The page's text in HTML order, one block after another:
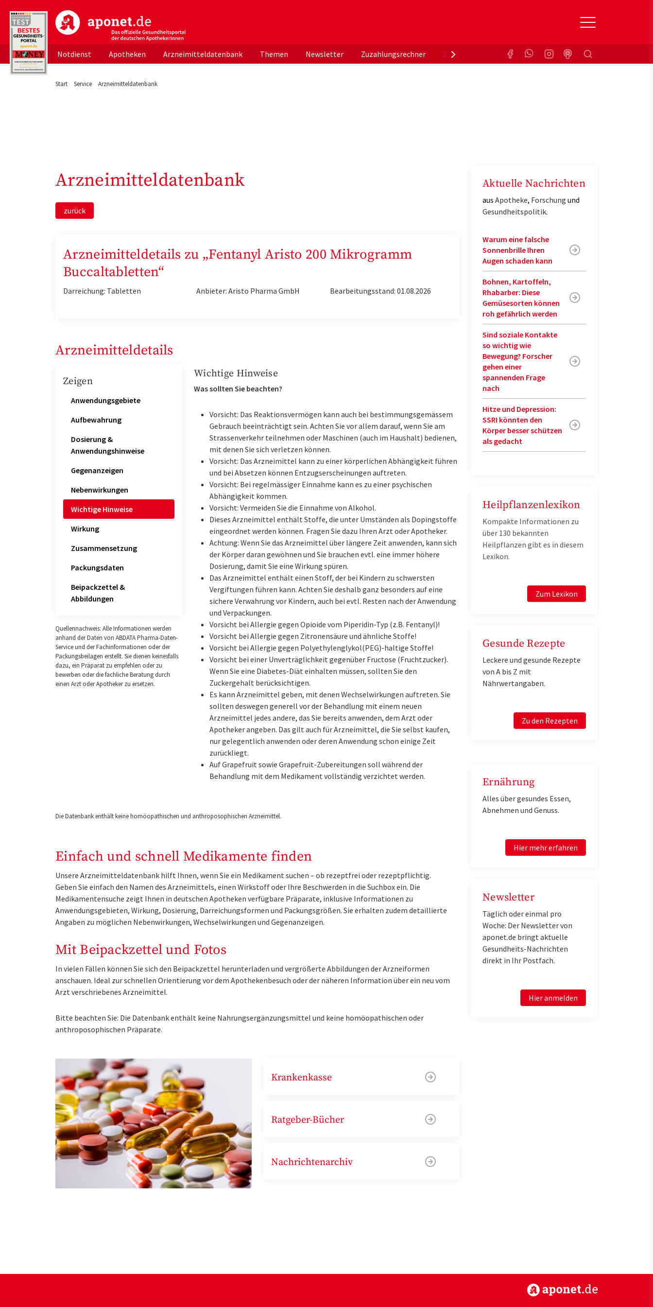
aponet.de - Das offizielle Gesundheitsportal der deutschen ApothekerInnen
Notdienst Apotheken Arzneimitteldatenbank Themen Newsletter Zuzahlungsrechner Zuzahlungsbefreiung KrankenkasseSuchen
Start Service Arzneimitteldatenbank
Arzneimitteldatenbank
zurück
Arzneimitteldetails zu „Fentanyl Aristo 200 Mikrogramm
Buccaltabletten“
Darreichung: Tabletten Anbieter: Aristo Pharma GmbH Bearbeitungsstand: 01.08.2026
Arzneimitteldetails
Zeigen
Anwendungsgebiete
Aufbewahrung
Dosierung &
Anwendungshinweise
Gegenanzeigen
Nebenwirkungen
Wichtige Hinweise
Wirkung
Zusammensetzung
Packungsdaten
Beipackzettel &
Abbildungen
Quellennachweis: Alle Informationen werden
anhand der Daten von ABDATA Pharma-Daten-
Service und der Fachinformationen oder der
Packungsbeilagen erstellt. Sie dienen keinesfalls
dazu, ein Präparat zu empfehlen oder zu
bewerben oder die fachliche Beratung durch
einen Arzt oder Apotheker zu ersetzen.
Wichtige Hinweise
Was sollten Sie beachten?
Vorsicht: Das Reaktionsvermögen kann auch bei bestimmungsgemässem
Gebrauch beeinträchtigt sein. Achten Sie vor allem darauf, wenn Sie am
Strassenverkehr teilnehmen oder Maschinen (auch im Haushalt) bedienen,
mit denen Sie sich verletzen können.
Vorsicht: Das Arzneimittel kann zu einer körperlichen Abhängigkeit führen
und bei Absetzen können Entzugserscheinungen auftreten.
Vorsicht: Bei regelmässiger Einnahme kann es zu einer psychischen
Abhängigkeit kommen.
Vorsicht: Vermeiden Sie die Einnahme von Alkohol.
Dieses Arzneimittel enthält Stoffe, die unter Umständen als Dopingstoffe
eingeordnet werden können. Fragen Sie dazu Ihren Arzt oder Apotheker.
Achtung: Wenn Sie das Arzneimittel über längere Zeit anwenden, kann sich
der Körper daran gewöhnen und Sie brauchen evtl. eine immer höhere
Dosierung, damit Sie eine Wirkung spüren.
Das Arzneimittel enthält einen Stoff, der bei Kindern zu schwersten
Vergiftungen führen kann. Achten Sie deshalb ganz besonders auf eine
sichere Verwahrung vor Kindern, auch bei evtl. Resten nach der Anwendung
und Verpackungen.
Vorsicht bei Allergie gegen Opioide vom Piperidin-Typ (z.B. Fentanyl)!
Vorsicht bei Allergie gegen Zitronensäure und ähnliche Stoffe!
Vorsicht bei Allergie gegen Polyethylenglykol(PEG)-haltige Stoffe!
Vorsicht bei einer Unverträglichkeit gegenüber Fructose (Fruchtzucker).
Wenn Sie eine Diabetes-Diät einhalten müssen, sollten Sie den
Zuckergehalt berücksichtigen.
Es kann Arzneimittel geben, mit denen Wechselwirkungen auftreten. Sie
sollten deswegen generell vor der Behandlung mit einem neuen
Arzneimittel jedes andere, das Sie bereits anwenden, dem Arzt oder
Apotheker angeben. Das gilt auch für Arzneimittel, die Sie selbst kaufen,
nur gelegentlich anwenden oder deren Anwendung schon einige Zeit
zurückliegt.
Auf Grapefruit sowie Grapefruit-Zubereitungen soll während der
Behandlung mit dem Medikament vollständig verzichtet werden.
Die Datenbank enthält keine homöopathischen und anthroposophischen Arzneimittel.
Einfach und schnell Medikamente finden
Unsere Arzneimitteldatenbank hilft Ihnen, wenn Sie ein Medikament suchen – ob rezeptfrei oder rezeptpflichtig.
Geben Sie einfach den Namen des Arzneimittels, einen Wirkstoff oder Ihre Beschwerden in die Suchbox ein. Die
Medikamentensuche zeigt Ihnen in deutschen Apotheken verfügbare Präparate, inklusive Informationen zu
Anwendungsgebieten, Wirkung, Dosierung, Darreichungsformen und Packungsgrößen. Sie erhalten zudem detaillierte
Angaben zu möglichen Nebenwirkungen, Wechselwirkungen und Gegenanzeigen.
Mit Beipackzettel und Fotos
In vielen Fällen können Sie sich den Beipackzettel herunterladen und vergrößerte Abbildungen der Arzneiformen
anschauen. Ideal zur schnellen Orientierung vor dem Apothekenbesuch oder der näheren Information über ein neu vom
Arzt verschriebenes Arzneimittel.
Bitte beachten Sie: Die Datenbank enthält keine Nahrungsergänzungsmittel und keine homöopathischen oder
anthroposophischen Präparate.
Krankenkasse
Ratgeber-Bücher
Nachrichtenarchiv
Aktuelle Nachrichten
aus Apotheke, Forschung und
Gesundheitspolitik.
Warum eine falsche
Sonnenbrille Ihren
Augen schaden kann
Bohnen, Kartoffeln,
Rhabarber: Diese
Gemüsesorten können
roh gefährlich werden
Sind soziale Kontakte
so wichtig wie
Bewegung? Forscher
gehen einer
spannenden Frage
nach
Hitze und Depression:
SSRI könnten den
Körper besser schützen
als gedacht
Heilpflanzenlexikon
Kompakte Informationen zu
über 130 bekannten
Heilpflanzen gibt es in diesem
Lexikon.
Zum Lexikon
Gesunde Rezepte
Leckere und gesunde Rezepte
von A bis Z mit
Nährwertangaben.
Zu den Rezepten
Ernährung
Alles über gesundes Essen,
Abnehmen und Genuss.
Hier mehr erfahren
Newsletter
Täglich oder einmal pro
Woche: Der Newsletter von
aponet.de bringt aktuelle
Gesundheits-Nachrichten
direkt in Ihr Postfach.
Hier anmelden